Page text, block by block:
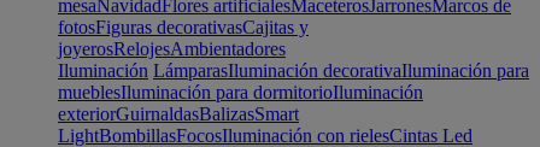
mesaNavidadFlores artificialesMaceterosJarronesMarcos de
fotosFiguras decorativasCajitas y
joyerosRelojesAmbientadores
Iluminación LámparasIluminación decorativaIluminación para
mueblesIluminación para dormitorioIluminación
exteriorGuirnaldasBalizasSmart
LightBombillasFocosIluminación con rielesCintas Led